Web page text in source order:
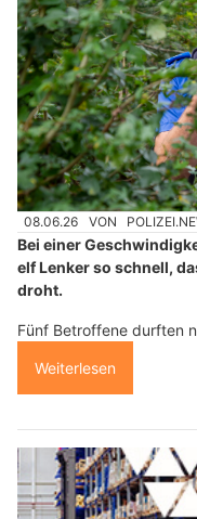
08.06.26 VON
Bei einer
elf Lenker so schnell,
droht.
Fünf Betroffene durften
Weiterlesen